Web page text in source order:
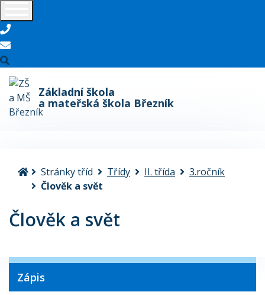
telefon
e-mail
Základní škola
a mateřská škola Březník
Úvodní stránka
Stránky tříd Třídy II. třída
3.ročník
Člověk a svět
Člověk a svět
Zápis